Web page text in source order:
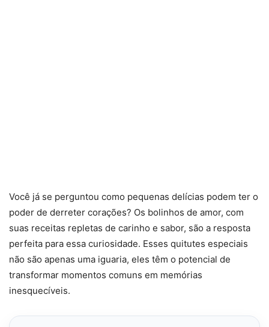
Você já se perguntou como pequenas delícias podem ter o
poder de derreter corações? Os bolinhos de amor, com
suas receitas repletas de carinho e sabor, são a resposta
perfeita para essa curiosidade. Esses quitutes especiais
não são apenas uma iguaria, eles têm o potencial de
transformar momentos comuns em memórias
inesquecíveis.